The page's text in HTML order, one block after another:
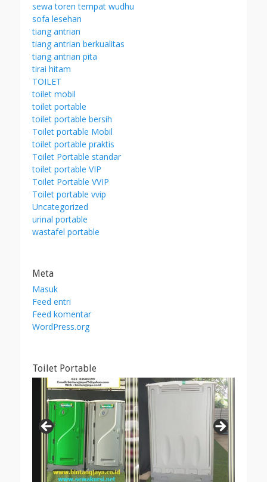
sewa toren tempat wudhu
sofa lesehan
tiang antrian
tiang antrian berkualitas
tiang antrian pita
tirai hitam
TOILET
toilet mobil
toilet portable
toilet portable bersih
Toilet portable Mobil
toilet portable praktis
Toilet Portable standar
toilet portable VIP
Toilet Portable VVIP
Toilet portable vvip
Uncategorized
urinal portable
wastafel portable
Meta
Masuk
Feed entri
Feed komentar
WordPress.org
Toilet Portable